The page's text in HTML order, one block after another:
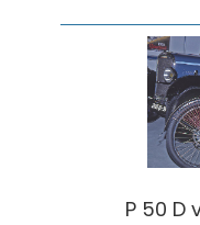
P 50 D